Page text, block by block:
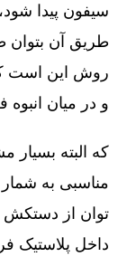
سیفون پیدا
طریق آن بتوان
روش این است
و در میان انبوه
که البته
مناسبی به شمار
توان از دستکش
داخل پلاستیک